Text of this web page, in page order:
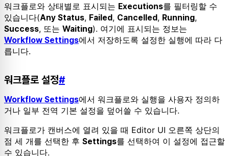
워크플로와 상태별로 표시되는 Executions를 필터링할 수
있습니다(Any Status, Failed, Cancelled, Running,
Success, 또는 Waiting). 여기에 표시되는 정보는
Workflow Settings에서 저장하도록 설정한 실행에 따라 다
릅니다.
워크플로 설정#
Workflow Settings에서 워크플로와 실행을 사용자 정의하
거나 일부 전역 기본 설정을 덮어쓸 수 있습니다.
워크플로가 캔버스에 열려 있을 때 Editor UI 오른쪽 상단의
점 세 개를 선택한 후 Settings를 선택하여 이 설정에 접근할
수 있습니다.